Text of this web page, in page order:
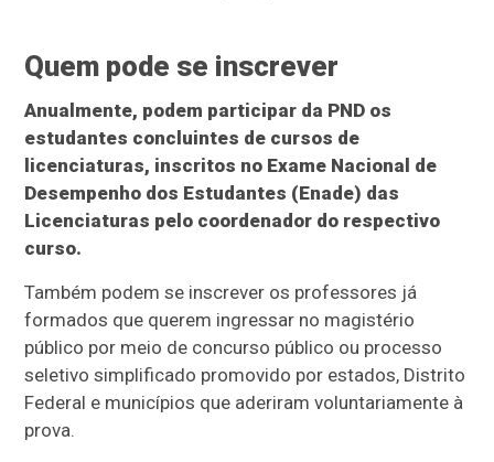
Quem pode se inscrever
Anualmente, podem participar da PND os
estudantes concluintes de cursos de
licenciaturas, inscritos no Exame Nacional de
Desempenho dos Estudantes (Enade) das
Licenciaturas pelo coordenador do respectivo
curso.
Também podem se inscrever os professores já
formados que querem ingressar no magistério
público por meio de concurso público ou processo
seletivo simplificado promovido por estados, Distrito
Federal e municípios que aderiram voluntariamente à
prova.